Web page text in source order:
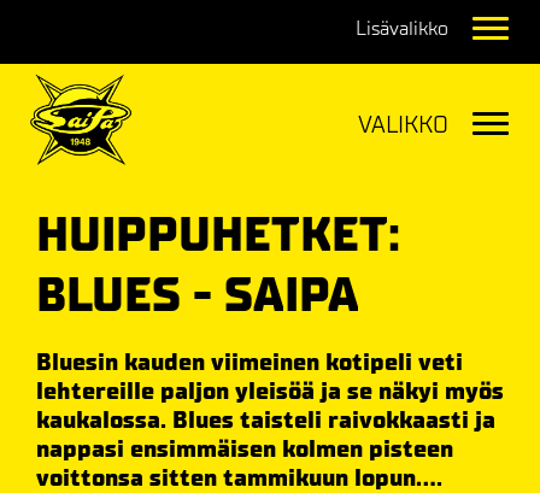
HUIPPUHETKET:
BLUES - SAIPA
Bluesin kauden viimeinen kotipeli veti
lehtereille paljon yleisöä ja se näkyi myös
kaukalossa. Blues taisteli raivokkaasti ja
nappasi ensimmäisen kolmen pisteen
voittonsa sitten tammikuun lopun....